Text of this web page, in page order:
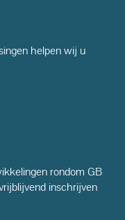
helpen wij u
rondom GB
inschrijven